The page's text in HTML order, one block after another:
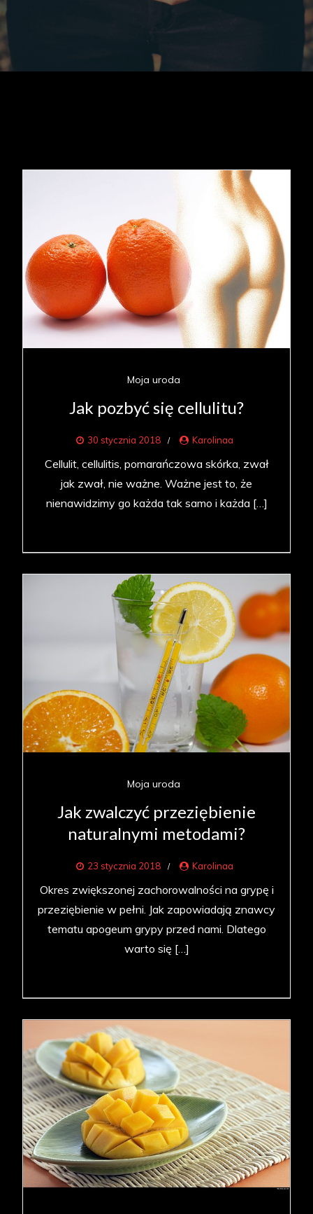
Moja uroda
Jak pozbyć się cellulitu?
30 stycznia 2018 Karolinaa
Cellulit, cellulitis, pomarańczowa skórka, zwał
jak zwał, nie ważne. Ważne jest to, że
nienawidzimy go każda tak samo i każda […]
Moja uroda
Jak zwalczyć przeziębienie
naturalnymi metodami?
23 stycznia 2018 Karolinaa
Okres zwiększonej zachorowalności na grypę i
przeziębienie w pełni. Jak zapowiadają znawcy
tematu apogeum grypy przed nami. Dlatego
warto się […]